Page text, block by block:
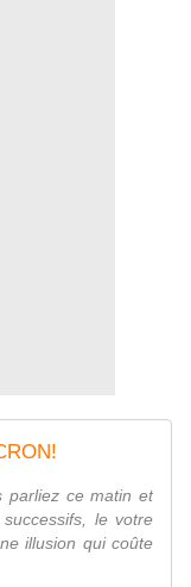
parliez ce matin et
le votre
illusion qui coûte